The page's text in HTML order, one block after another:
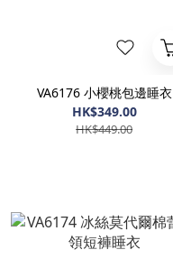
VA6176 小櫻桃包邊睡衣
HK$349.00
HK$449.00